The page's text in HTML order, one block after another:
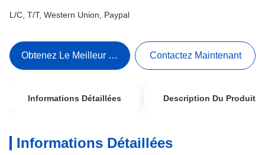
L/C, T/T, Western Union, Paypal
Obtenez Le Meilleur Prix Contactez Maintenant
Informations Détaillées Description Du Produit
Informations Détaillées